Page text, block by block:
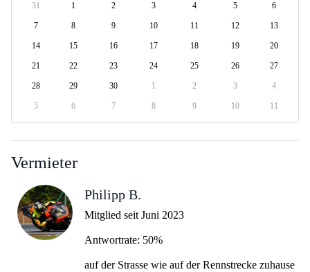
31 1 2 3 4 5 6
7 8 9 10 11 12 13
14 15 16 17 18 19 20
21 22 23 24 25 26 27
28 29 30 1 2 3 4
5 6 7 8 9 10 11
Vermieter
Philipp B.
Mitglied seit Juni 2023
Antwortrate: 50%
auf der Strasse wie auf der Rennstrecke zuhause